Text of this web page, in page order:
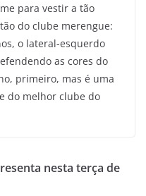
para vestir a tão
do clube merengue:
o lateral-esquerdo
as cores do
primeiro, mas é uma
do melhor clube do
nesta terça de